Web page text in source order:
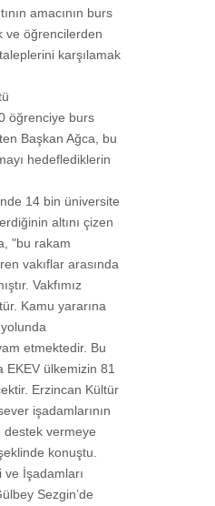
amacının burs
ve öğrencilerden
karşılamak
öğrenciye burs
Başkan Ağca, bu
hedeflediklerin
14 bin üniversite
altını çizen
"bu rakam
vakıflar arasında
Vakfımız
Kamu yararına
etmektedir. Bu
EKEV ülkemizin 81
Erzincan Kültür
işadamlarının
destek vermeye
konuştu.
ve İşadamları
Sezgin’de